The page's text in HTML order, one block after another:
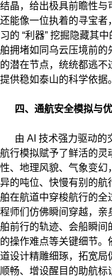
结晶，给出极具前瞻性与
还能像一位执着的寻宝者
习的 “利器” 挖掘隐藏其
舶拥堵如同乌云压境前的
的潜在节点，统统都逃不
提供稳如泰山的科学依据。
四、通航安全模拟与优
由 AI 技术强力驱动的
航行模拟赋予了鲜活的灵
性、地理风貌、气象变幻
异的吨位、快慢有别的航
舶在航道中穿梭航行的全
程师们仿佛瞬间穿越，亲
舶前行的轨迹、会船瞬间
的操作难点等关键细节
道设计精雕细琢，拓宽局
顺畅、增设醒目的助航标